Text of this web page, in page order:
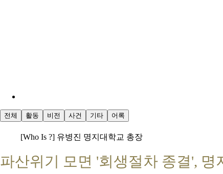
전체 활동 비전 사건 기타 어록
[Who Is ?] 유병진 명지대학교 총장
파산위기 모면 '회생절차 종결',